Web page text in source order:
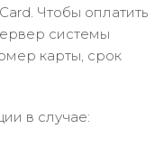
Чтобы оплатить
системы
карты, срок
в случае: